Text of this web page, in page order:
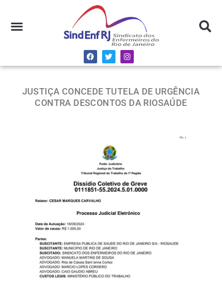
JUSTIÇA CONCEDE TUTELA DE URGÊNCIA
CONTRA DESCONTOS DA RIOSAÚDE